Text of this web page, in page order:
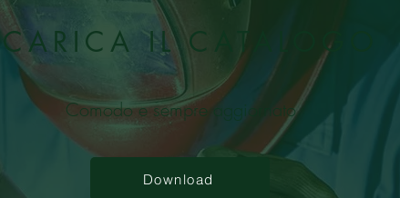
IL CATALOGO
Comodo e sempre aggiornato
Download